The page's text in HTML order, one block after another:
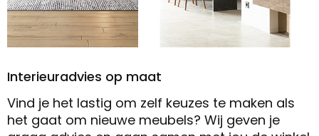
Interieuradvies op maat
Vind je het lastig om zelf keuzes te maken als
het gaat om nieuwe meubels? Wij geven je